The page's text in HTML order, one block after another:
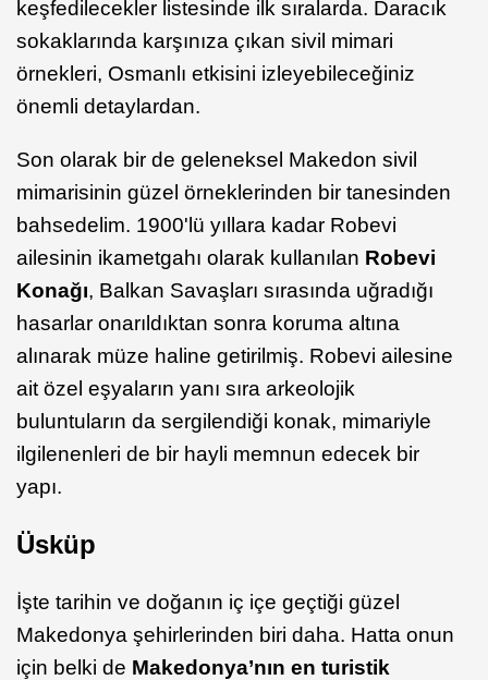
keşfedilecekler listesinde ilk sıralarda. Daracık
sokaklarında karşınıza çıkan sivil mimari
örnekleri, Osmanlı etkisini izleyebileceğiniz
önemli detaylardan.
Son olarak bir de geleneksel Makedon sivil
mimarisinin güzel örneklerinden bir tanesinden
bahsedelim. 1900'lü yıllara kadar Robevi
ailesinin ikametgahı olarak kullanılan Robevi
Konağı, Balkan Savaşları sırasında uğradığı
hasarlar onarıldıktan sonra koruma altına
alınarak müze haline getirilmiş. Robevi ailesine
ait özel eşyaların yanı sıra arkeolojik
buluntuların da sergilendiği konak, mimariyle
ilgilenenleri de bir hayli memnun edecek bir
yapı.
Üsküp
İşte tarihin ve doğanın iç içe geçtiği güzel
Makedonya şehirlerinden biri daha. Hatta onun
için belki de Makedonya’nın en turistik